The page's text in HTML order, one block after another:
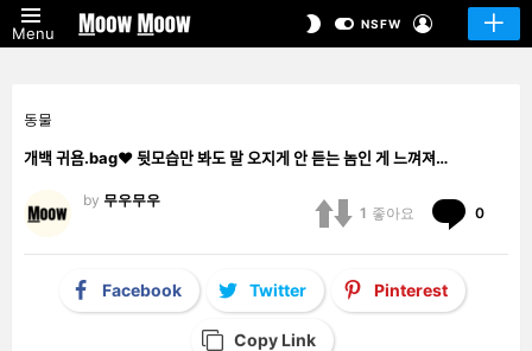
Menu
SWITCHNSFW
동물
개백 귀욤.bag❤️ 뒷모습만 봐도 말 오지게 안 듣는 놈인 게 느껴져…
by 무우무우
1 좋아요 0
Facebook Twitter Pinterest
Copy Link